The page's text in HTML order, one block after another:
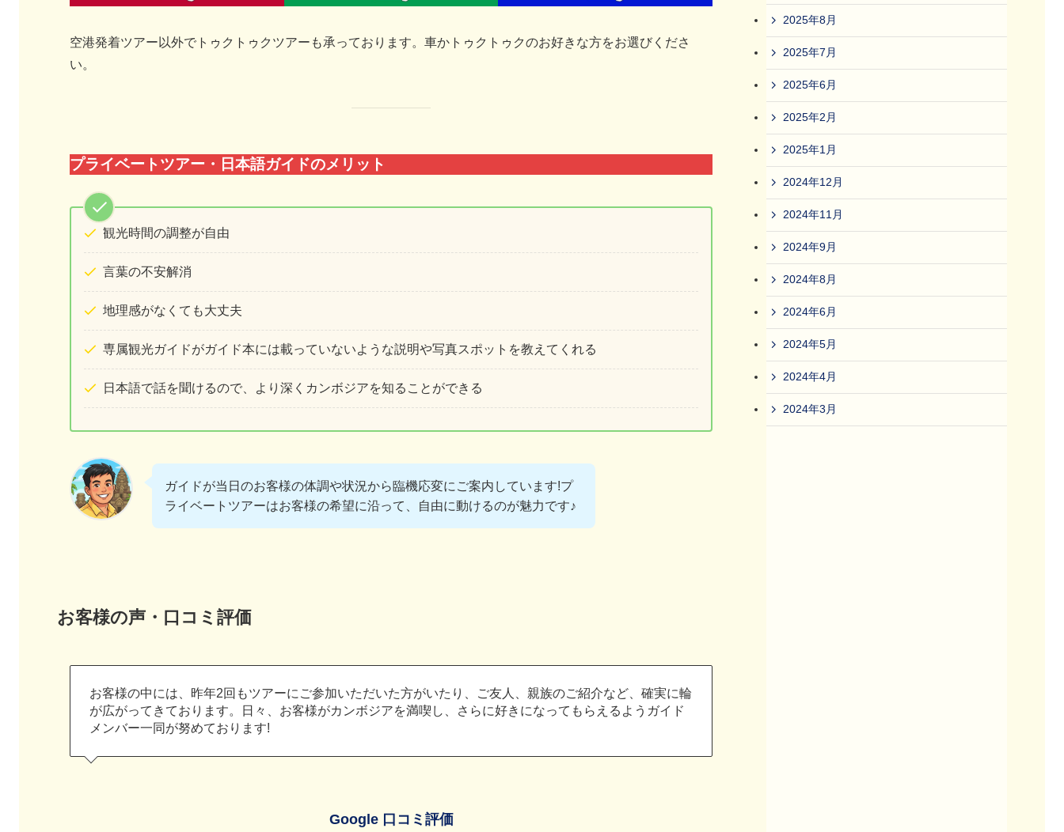
空港発着ツアー以外でトゥクトゥクツアーも承っております。車かトゥクトゥクのお好きな方をお選びくださ
い。
プライベートツアー・日本語ガイドのメリット
観光時間の調整が自由
言葉の不安解消
地理感がなくても大丈夫
専属観光ガイドがガイド本には載っていないような説明や写真スポットを教えてくれる
日本語で話を聞けるので、より深くカンボジアを知ることができる
ガイドが当日のお客様の体調や状況から臨機応変にご案内しています!プ
ライベートツアーはお客様の希望に沿って、自由に動けるのが魅力です♪
お客様の声・口コミ評価
お客様の中には、昨年2回もツアーにご参加いただいた方がいたり、ご友人、親族のご紹介など、確実に輪
が広がってきております。日々、お客様がカンボジアを満喫し、さらに好きになってもらえるようガイド
メンバー一同が努めております!
Google 口コミ評価
2025年8月
2025年7月
2025年6月
2025年2月
2025年1月
2024年12月
2024年11月
2024年9月
2024年8月
2024年6月
2024年5月
2024年4月
2024年3月